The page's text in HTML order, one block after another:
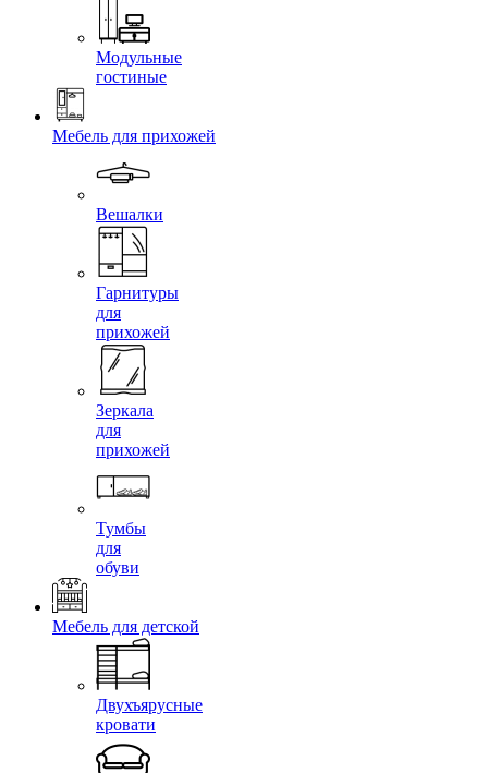
Модульные
гостиные
Мебель для прихожей
Вешалки
Гарнитуры
для
прихожей
Зеркала
для
прихожей
Тумбы
для
обуви
Мебель для детской
Двухъярусные
кровати